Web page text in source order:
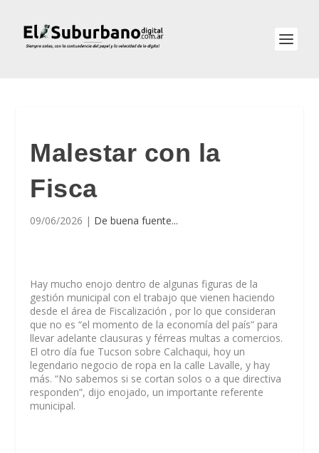
Malestar con la
Fisca
09/06/2026 | De buena fuente...
Hay mucho enojo dentro de algunas figuras de la
gestión municipal con el trabajo que vienen haciendo
desde el área de Fiscalización , por lo que consideran
que no es “el momento de la economía del país” para
llevar adelante clausuras y férreas multas a comercios.
El otro día fue Tucson sobre Calchaqui, hoy un
legendario negocio de ropa en la calle Lavalle, y hay
más. “No sabemos si se cortan solos o a que directiva
responden”, dijo enojado, un importante referente
municipal.